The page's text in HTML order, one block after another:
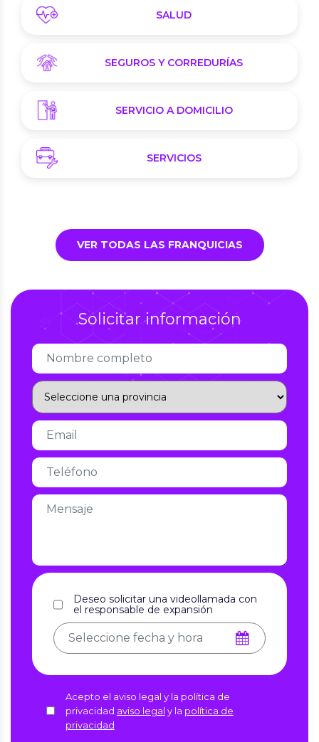
SALUD
SEGUROS Y CORREDURÍAS
SERVICIO A DOMICILIO
SERVICIOS
VER TODAS LAS FRANQUICIAS
Solicitar información
Deseo solicitar una videollamada con
el responsable de expansión
Acepto el aviso legal y la política de
privacidad aviso legal y la política de
privacidad